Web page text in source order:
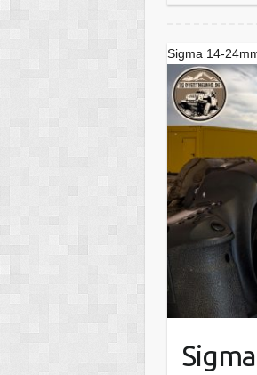
Sigma 14-